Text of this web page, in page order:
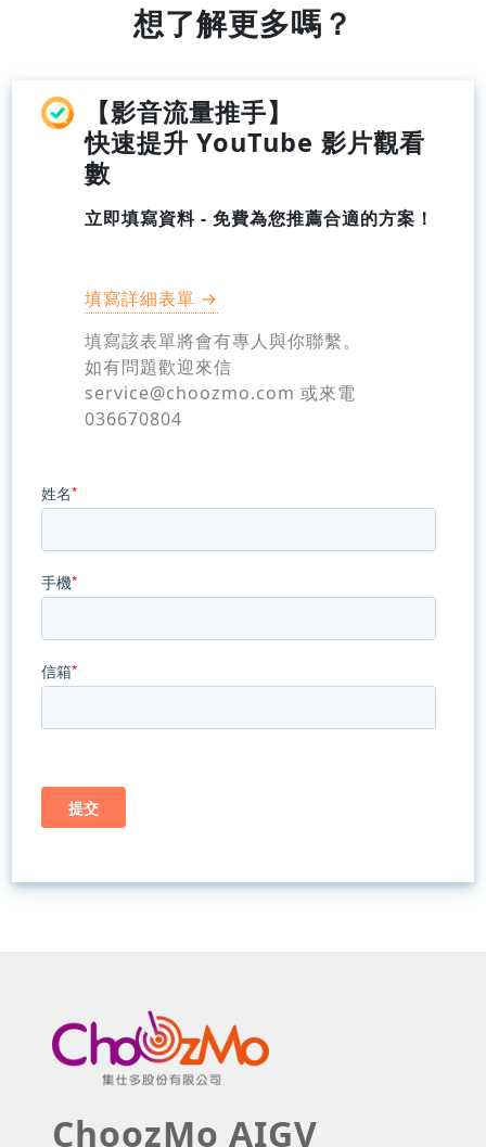
想了解更多嗎？
【影音流量推手】
快速提升 YouTube 影片觀看
數
立即填寫資料 - 免費為您推薦合適的方案！
填寫詳細表單 →
填寫該表單將會有專人與你聯繫。
如有問題歡迎來信
service@choozmo.com 或來電
036670804
ChoozMo AIGV